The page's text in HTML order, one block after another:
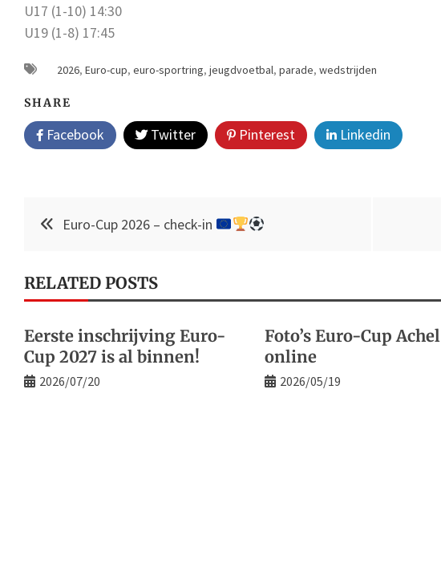
U17 (1-10) 14:30
U19 (1-8) 17:45
2026, Euro-cup, euro-sportring, jeugdvoetbal, parade, wedstrijden
SHARE
Facebook Twitter Pinterest Linkedin
Post Euro-Cup 2026 – check-in
RELATED POSTS
Eerste inschrijving Euro-
Cup 2027 is al binnen!
2026/07/20
Foto’s Euro-Cup Achel
online
2026/05/19